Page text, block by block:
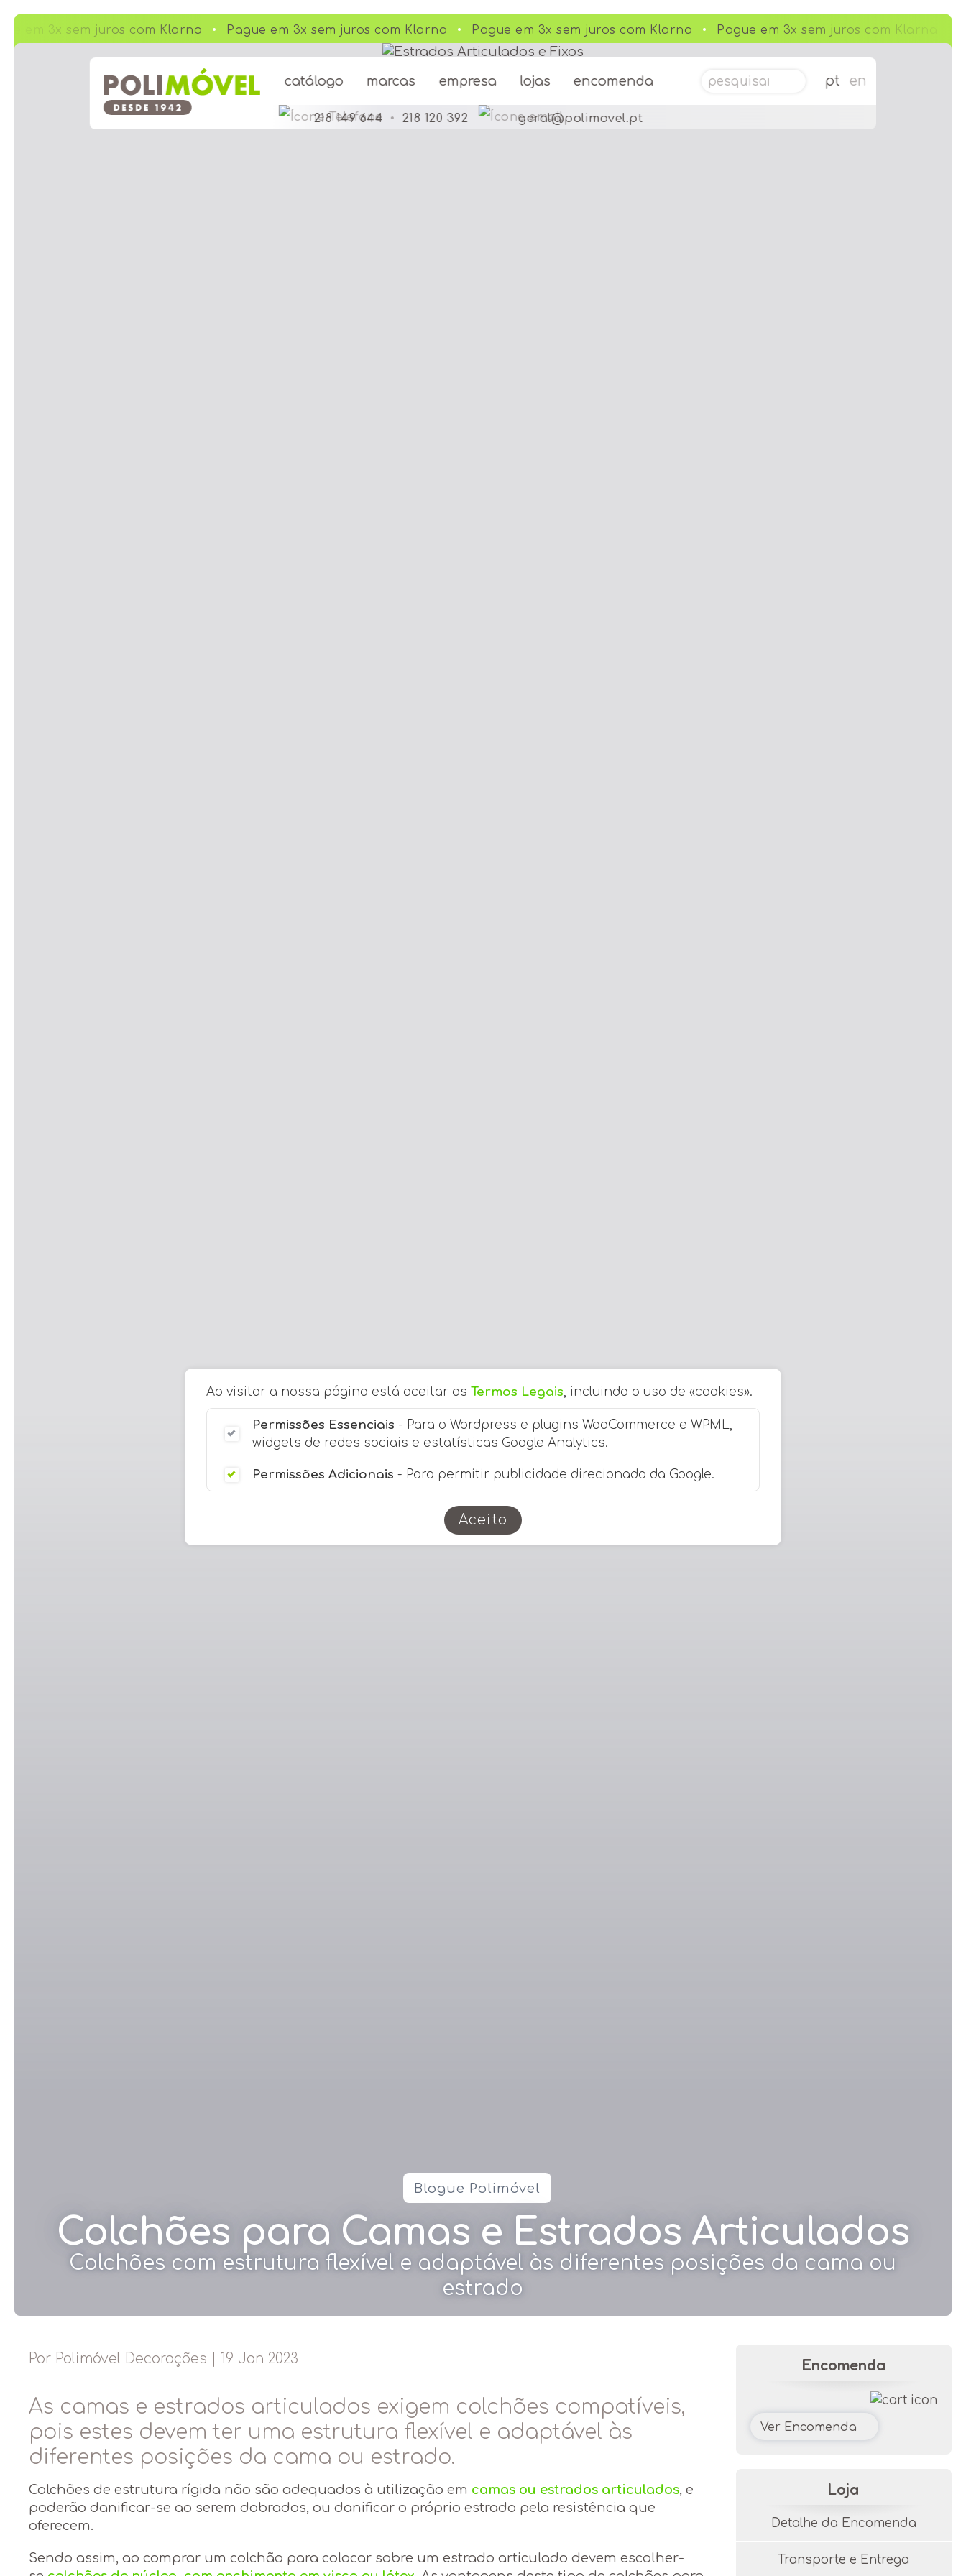
catálogo marcas empresa lojas encomenda Pesquisar por: pt en
218 149 644 • 218 120 392 geral@polimovel.pt
em 3x sem juros com Klarna Pague em 3x sem juros com Klarna Pague em 3x sem juros com Klarna Pague em 3x sem juros com Klarna
Blogue Polimóvel
Colchões para Camas e Estrados Articulados
Colchões com estrutura flexível e adaptável às diferentes posições da cama ou
estrado
Por Polimóvel Decorações | 19 Jan 2023
As camas e estrados articulados exigem colchões compatíveis,
pois estes devem ter uma estrutura flexível e adaptável às
diferentes posições da cama ou estrado.
Colchões de estrutura rígida não são adequados à utilização em camas ou estrados articulados, e
poderão danificar-se ao serem dobrados, ou danificar o próprio estrado pela resistência que
oferecem.
Sendo assim, ao comprar um colchão para colocar sobre um estrado articulado devem escolher-
Encomenda
Ver Encomenda
Loja
Detalhe da Encomenda
Transporte e Entrega
Ao visitar a nossa página está aceitar os Termos Legais , incluindo o uso de «cookies».
Permissões Essenciais - Para o Wordpress e plugins WooCommerce e WPML,
widgets de redes sociais e estatísticas Google Analytics.
Permissões Adicionais - Para permitir publicidade direcionada da Google.
Aceito